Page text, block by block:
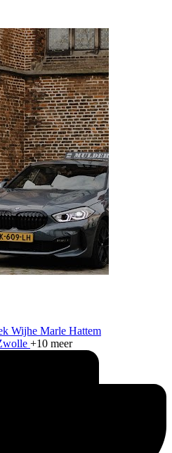
Wijhe Marle Hattem
+10 meer